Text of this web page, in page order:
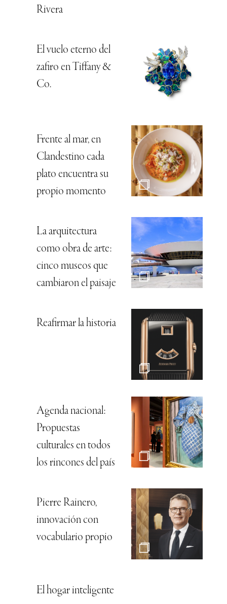
Rivera
El vuelo eterno del
zafiro en Tiffany &
Co.
Frente al mar, en
Clandestino cada
plato encuentra su
propio momento
La arquitectura
como obra de arte:
cinco museos que
cambiaron el paisaje
Reafirmar la historia
Agenda nacional:
Propuestas
culturales en todos
los rincones del país
Pierre Rainero,
innovación con
vocabulario propio
El hogar inteligente